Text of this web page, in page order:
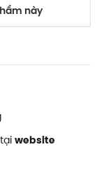
này
website